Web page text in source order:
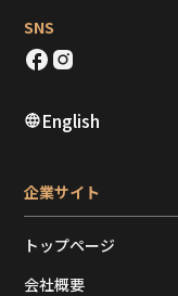
SNS
English
企業サイト
トップページ
会社概要